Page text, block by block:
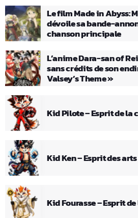
Le film Made in Abyss:
dévoile sa bande-
chanson principale
L’anime Dara-san of
sans crédits de son
Valsey’s Theme »
Kid Pilote – Esprit de la
Kid Ken – Esprit des
Kid Fourasse – Esprit